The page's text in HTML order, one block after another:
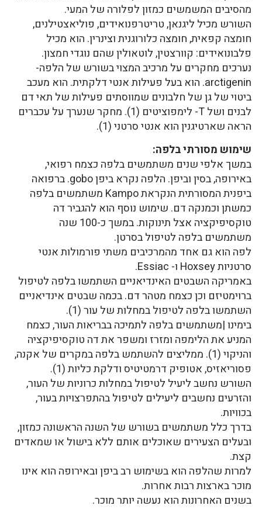
מהסיבים המשמשים כמזון לפלורה של המעי.
השורש מכיל ליגנאן, טריטרפנואידים, פוליאצטילנים,
חומצה קפאית, חומצה כלורוגנית וצינרין. הוא מכיל
פלבונואידים: קוורצטין, לוטאולין שהם נוגדי חמצון.
נערכים מחקרים על מרכיב המצוי בשורש של הלפה-
arctigenin. הוא בעל פעילות אנטי דלקתית. הוא מעכב
ביטוי של גן של חלבונים שמווסתים פעילות של תאי דם
לבנים ושל T- לימפוציטים (1). מחקר שנערך על עכברים
הראה שארטיגנין הוא אנטי סרטני (1).
שימוש מסורתי בלפה:
במשך אלפי שנים משתמשים בלפה כצמח רפואי,
באירופה, בסין וביפן. הלפה נקרא ביפן gobo. ברפואה
ביפנית המסורתית הנקראת Kampo משתמשים בלפה
כמשתן וכמנקה דם. שימוש נוסף הוא להגביר דה
טוקסיפיקציה אצל תינוקות. במשך כ-100 שנה
משתמשים בלפה לטיפול בסרטן.
לפה הוא גם אחד מהמרכיבים משתי פורמולות אנטי
סרטניות Hoxsey ו- Essiac.
באמריקה השבטים האינדיאניים השתמשו בלפה לטיפול
ברוימטיזם וכן כצמח מטהר דם. בכמה שבטים אינדיאניים
השתמשו בלפה לטיפול במחלות של עור (1).
בימינו |משתמשים בלפה לתמיכה בבריאות העור, כצמח
המניע את הלימפה ומזרז ומשפר את דה טוקסיפיקציה
והניקוי (1). ממליצים להשתמש בלפה במקרים של אקנה,
פסוריאזיס, אטופיק דרמטיטיס ודלקת כליות (1).
השורש נחשב ליעיל לטיפול במחלות כרוניות של העור,
והזרעים נחשבים ליעילים לטיפול בהתפרצויות בעור,
בכוויות.
בדרך כלל משתמשים בשורש של השנה הראשונה כמזון,
ובעלים הצעירים שאוכלים אותם ללא בישול או שמאדים
קצת.
למרות שהלפה הוא בשימוש רב ביפן ובאירופה הוא אינו
מוכר בארצות רבות אחרות.
בשנים האחרונות הוא נעשה יותר מוכר.